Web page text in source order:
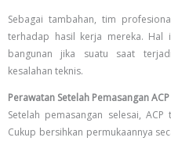
Sebagai tambahan, tim
terhadap hasil kerja mereka. Hal
bangunan jika suatu saat
kesalahan teknis.
Perawatan Setelah Pemasangan
Setelah pemasangan selesai,
Cukup bersihkan permukaannya